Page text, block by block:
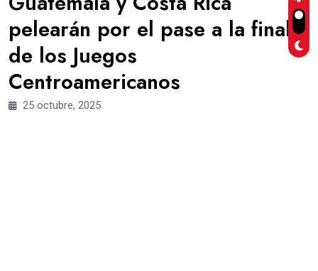
pelearán por el pase a la final
de los Juegos
Centroamericanos
25 octubre, 2025